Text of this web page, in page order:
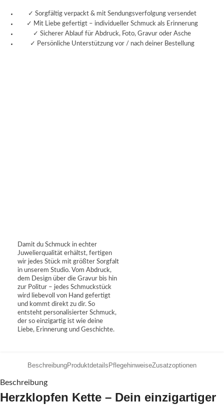
✓ Sorgfältig verpackt & mit Sendungsverfolgung versendet
✓ Mit Liebe gefertigt – individueller Schmuck als Erinnerung
✓ Sicherer Ablauf für Abdruck, Foto, Gravur oder Asche
✓ Persönliche Unterstützung vor / nach deiner Bestellung
Damit du Schmuck in echter
Juwelierqualität erhältst, fertigen
wir jedes Stück mit größter Sorgfalt
in unserem Studio. Vom Abdruck,
dem Design über die Gravur bis hin
zur Politur – jedes Schmuckstück
wird liebevoll von Hand gefertigt
und kommt direkt zu dir. So
entsteht personalisierter Schmuck,
der so einzigartig ist wie deine
Liebe, Erinnerung und Geschichte.
BeschreibungProduktdetails PflegehinweiseZusatzoptionen
Beschreibung
Herzklopfen Kette – Dein einzigartiger